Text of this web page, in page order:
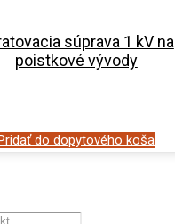
súprava 1 kV na
poistkové vývody
Pridať do dopytového koša